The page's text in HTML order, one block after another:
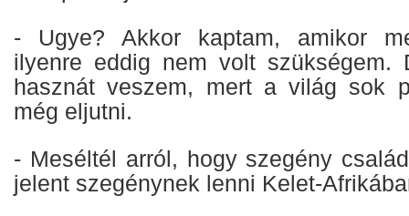
- Ugye? Akkor kaptam, amikor
ilyenre eddig nem volt szükségem.
hasznát veszem, mert a világ sok
még eljutni.
- Meséltél arról, hogy szegény
jelent szegénynek lenni Kelet-